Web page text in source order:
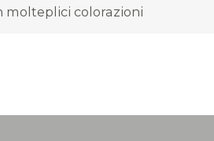
molteplici colorazioni